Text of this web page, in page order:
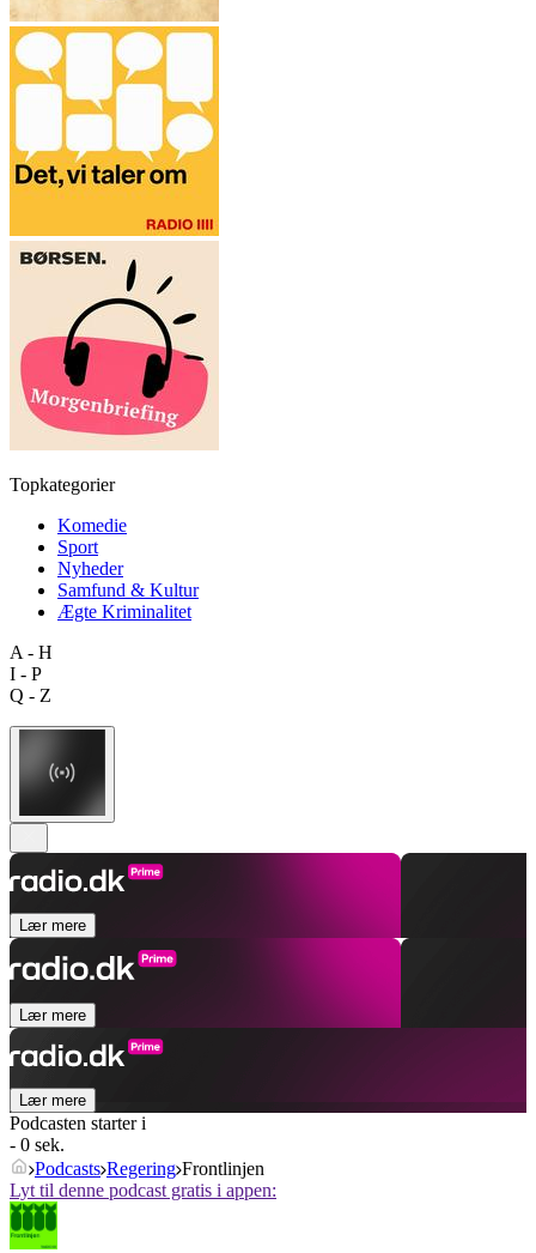
Topkategorier
Komedie
Sport
Nyheder
Samfund & Kultur
Ægte Kriminalitet
A - H
I - P
Q - Z
Lær mere
Lær mere
Lær mere
Podcasten starter i
- 0 sek.
Podcasts Regering Frontlinjen
Lyt til denne podcast gratis i appen: